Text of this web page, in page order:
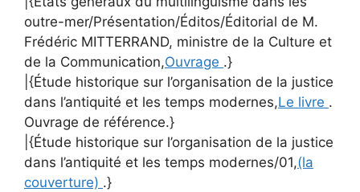
outre-mer/Présentation/Éditos/Éditorial de M.
Frédéric MITTERRAND, ministre de la Culture et
de la Communication,Ouvrage .}
|{Étude historique sur l’organisation de la justice
dans l’antiquité et les temps modernes,Le livre .
Ouvrage de référence.}
|{Étude historique sur l’organisation de la justice
dans l’antiquité et les temps modernes/01,(la
couverture) .}